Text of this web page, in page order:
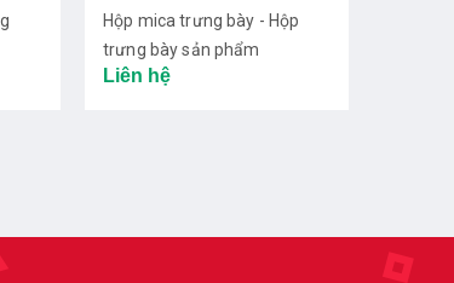
Hộp mica trưng bày - Hộp
trưng bày sản phẩm
Liên hệ